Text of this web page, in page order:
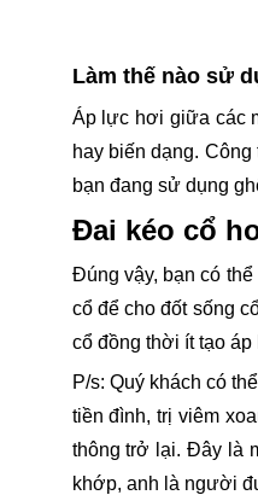
Làm thế nào sử
Áp lực hơi giữa các
hay biến dạng.
bạn đang sử dụng
Đai kéo cổ
Đúng vậy, bạn có
cổ để cho đốt sống
cổ đồng thời ít tạo
P/s: Quý khách có
tiền đình, trị viêm
thông trở lại. Đây là
khớp, anh là người